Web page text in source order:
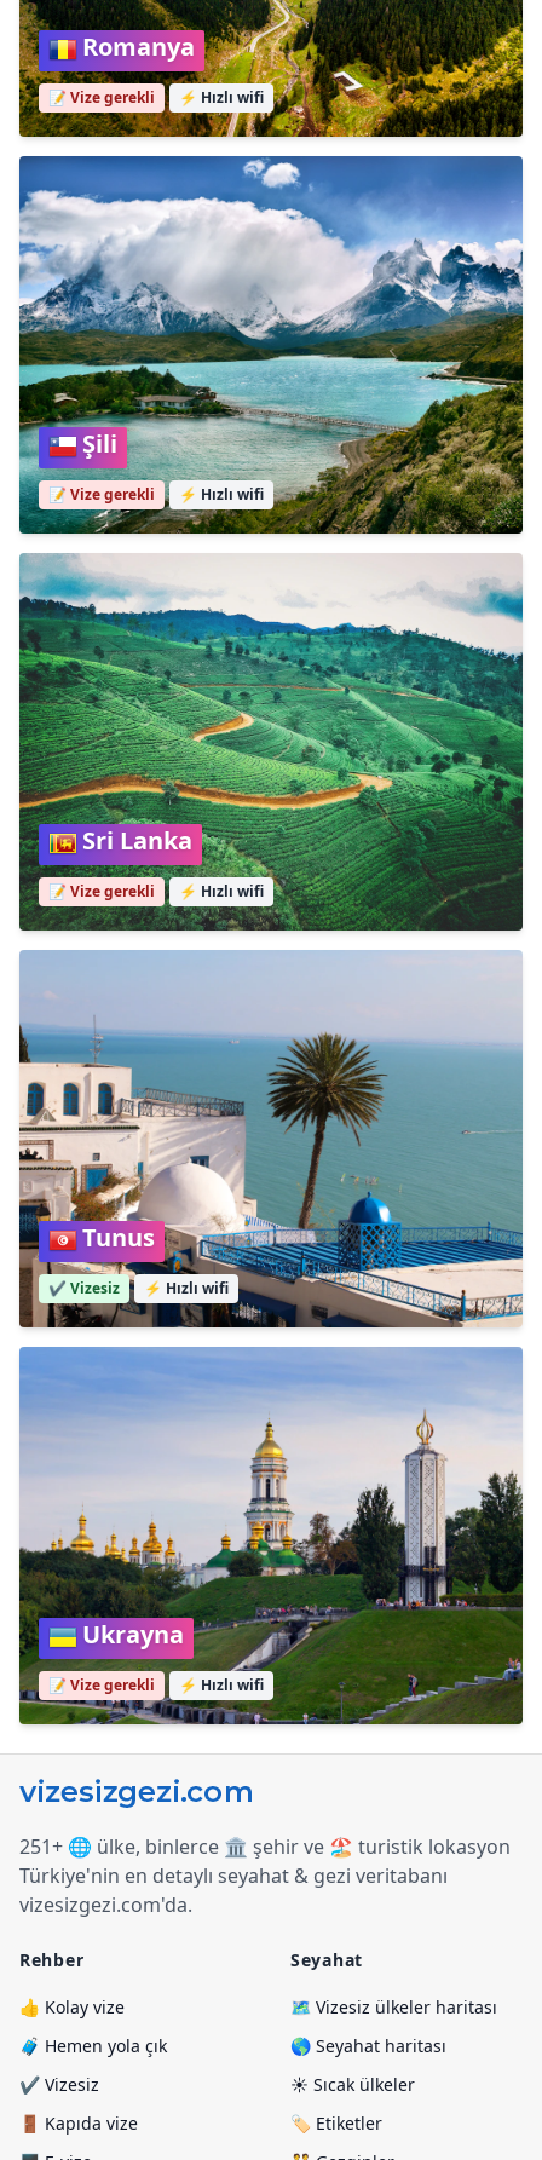
Romanya
📝 Vize gerekli ⚡ Hızlı wifi
Şili
📝 Vize gerekli ⚡ Hızlı wifi
Sri Lanka
📝 Vize gerekli ⚡ Hızlı wifi
Tunus
✔️ Vizesiz ⚡ Hızlı wifi
Ukrayna
📝 Vize gerekli ⚡ Hızlı wifi
251+ 🌐 ülke, binlerce 🏛️ şehir ve 🏖️ turistik lokasyon
Türkiye'nin en detaylı seyahat & gezi veritabanı
vizesizgezi.com'da.
Rehber
👍 Kolay vize
🧳 Hemen yola çık
✔️ Vizesiz
🚪 Kapıda vize
Seyahat
🗺️ Vizesiz ülkeler haritası
🌎 Seyahat haritası
☀️ Sıcak ülkeler
🏷️ Etiketler